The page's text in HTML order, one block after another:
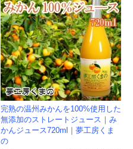
完熟の温州みかんを100%使用した
無添加のストレートジュース｜み
かんジュース720ml｜夢工房くま
の